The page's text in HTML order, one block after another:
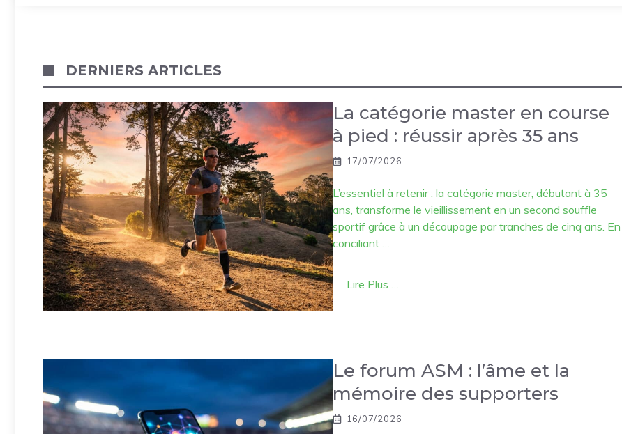
DERNIERS ARTICLES
La catégorie master en course
à pied : réussir après 35 ans
17/07/2026
L’essentiel à retenir : la catégorie master, débutant à 35
ans, transforme le vieillissement en un second souffle
sportif grâce à un découpage par tranches de cinq ans. En
conciliant …
Lire Plus …
Le forum ASM : l’âme et la
mémoire des supporters
16/07/2026